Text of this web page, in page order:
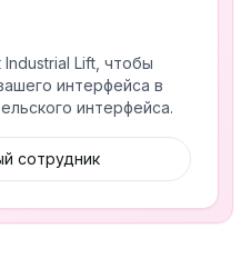
Lift, чтобы
интерфейса в
интерфейса.
сотрудник